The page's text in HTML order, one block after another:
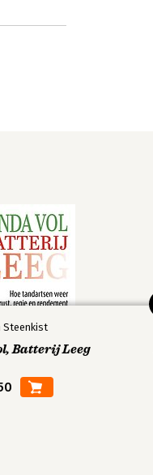
Steenkist
Batterij Leeg